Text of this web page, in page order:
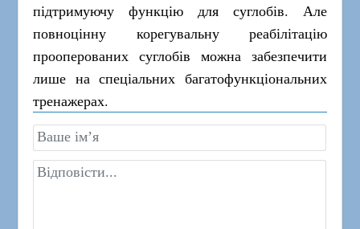
підтримуючу функцію для суглобів. Але
повноцінну корегувальну реабілітацію
прооперованих суглобів можна забезпечити
лише на спеціальних багатофункціональних
тренажерах.